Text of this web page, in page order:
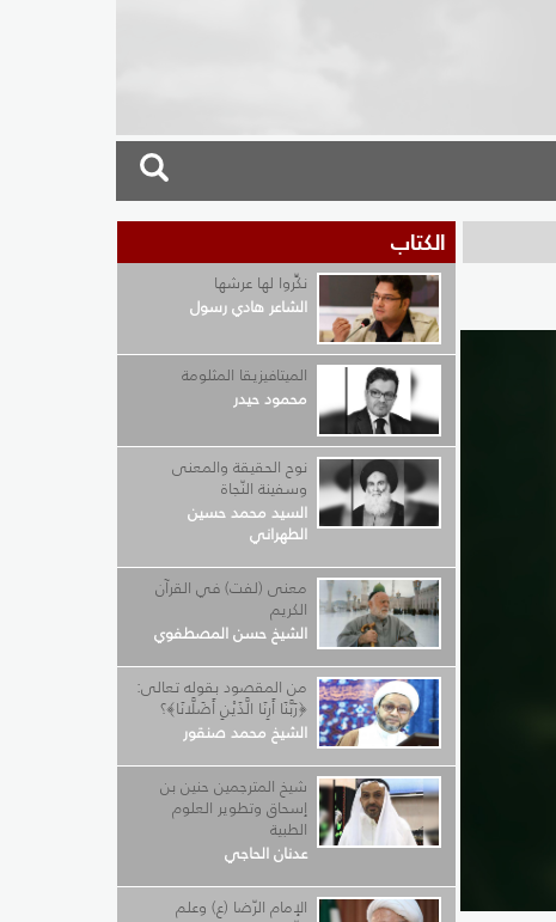
الكتاب
نكِّروا لها عرشها
الشاعر هادي رسول
الميتافيزيقا المثلومة
محمود حيدر
نوح الحقيقة والمعنى
وسفينة النّجاة
السيد محمد حسين
الطهراني
معنى (لفت) في القرآن
الكريم
الشيخ حسن المصطفوي
من المقصود بقوله تعالى:
﴿رَبَّنَا أَرِنَا الَّذَيْنِ أَضَلَّانَا﴾؟
الشيخ محمد صنقور
شيخ المترجمين حنين بن
إسحاق وتطوير العلوم
الطبية
عدنان الحاجي
الإمام الرّضا (ع) وعلم